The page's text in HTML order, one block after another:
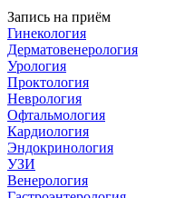
Запись на приём
Гинекология
Дерматовенерология
Урология
Проктология
Неврология
Офтальмология
Кардиология
Эндокринология
УЗИ
Венерология